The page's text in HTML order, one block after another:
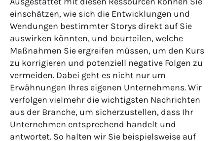
einschätzen, wie sich die Entwicklungen und
Wendungen bestimmter Storys direkt auf Sie
auswirken könnten, und beurteilen, welche
Maßnahmen Sie ergreifen müssen, um den Kurs
zu korrigieren und potenziell negative Folgen zu
vermeiden. Dabei geht es nicht nur um
Erwähnungen Ihres eigenen Unternehmens. Wir
verfolgen vielmehr die wichtigsten Nachrichten
aus der Branche, um sicherzustellen, dass Ihr
Unternehmen entsprechend handelt und
antwortet. So halten wir Sie beispielsweise auf